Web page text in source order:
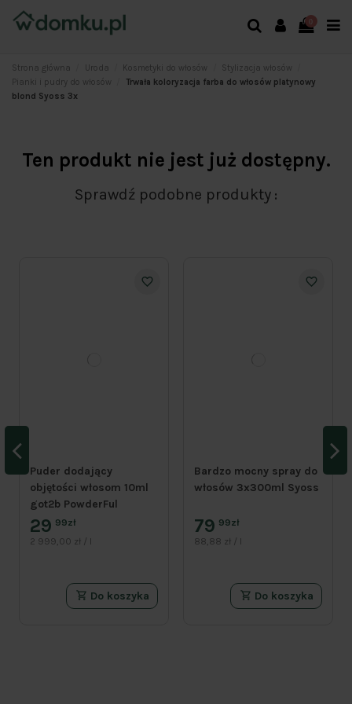
Strona główna Uroda Kosmetyki do włosów
Stylizacja włosów
Pianki i pudry do włosów
Trwała koloryzacja farba do włosów platynowy
blond Syoss 3x
Ten produkt nie jest już dostępny.
Sprawdź podobne produkty
Puder dodający
objętości włosom 10ml
got2b PowderFul
29 99zł
2 999,00 zł / l
Do koszyka
Bardzo mocny spray do
włosów 3x300ml Syoss
79 99zł
88,88 zł / l
Do koszyka